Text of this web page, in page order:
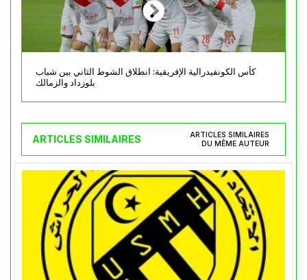
كأس الكونفيدرالية الإفريقية: انطلاق الشوط الثاني بين شباب
بلوزداد والزمالك
ARTICLES SIMILAIRES
ARTICLES SIMILAIRES
DU MÊME AUTEUR